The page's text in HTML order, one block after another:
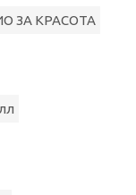
ЗА КРАСОТА